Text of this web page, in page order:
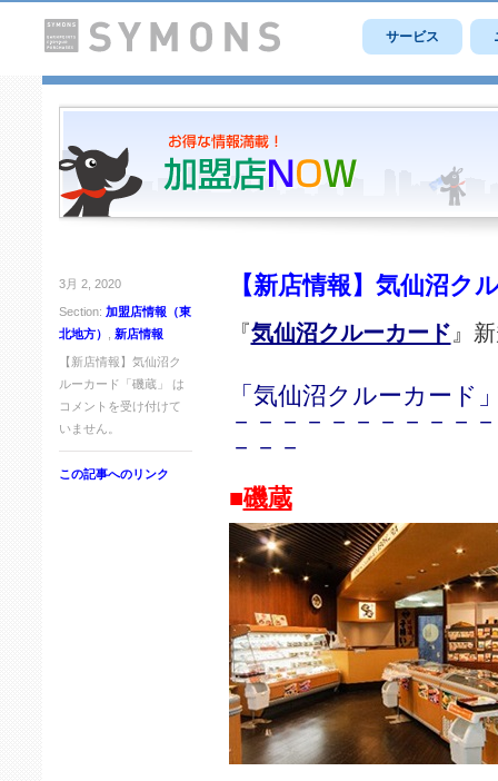
サービス
3月 2, 2020
Section: 加盟店情報（東
北地方）
新店情報
【新店情報】気仙沼ク
ルーカード「磯蔵」 は
コメントを受け付けて
いません。
この記事へのリンク
【新店情報】気仙沼ク
『気仙沼クルーカード 』
「気仙沼クルーカード
－－－－－－－－－－
－－－
■磯蔵